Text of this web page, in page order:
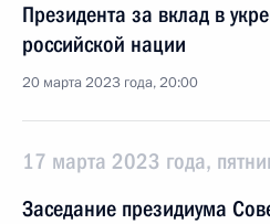
Президента за вклад в
российской нации
20 марта 2023 года, 20:00
17 марта 2023 года,
Заседание президиума